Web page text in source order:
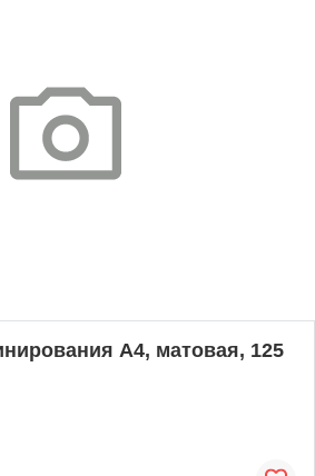
A4, матовая, 125